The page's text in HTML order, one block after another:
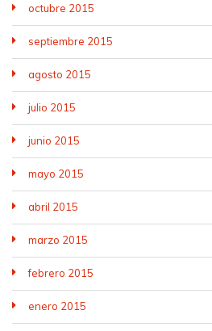
octubre 2015
septiembre 2015
agosto 2015
julio 2015
junio 2015
mayo 2015
abril 2015
marzo 2015
febrero 2015
enero 2015